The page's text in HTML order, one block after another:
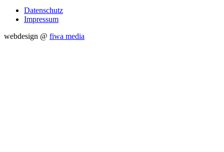
Datenschutz
Impressum
webdesign @ fiwa media